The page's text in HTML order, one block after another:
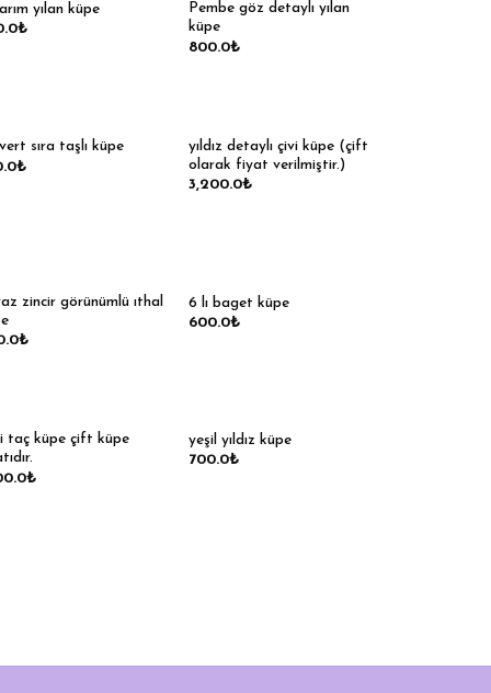
yılan küpe
₺
Pembe göz detaylı yılan
küpe
800.0₺
sıra taşlı küpe
₺
yıldız detaylı çivi küpe (çift
olarak fiyat verilmiştir.)
3,200.0₺
zincir görünümlü ıthal
₺
6 lı baget küpe
600.0₺
taç küpe çift küpe
₺
yeşil yıldız küpe
700.0₺